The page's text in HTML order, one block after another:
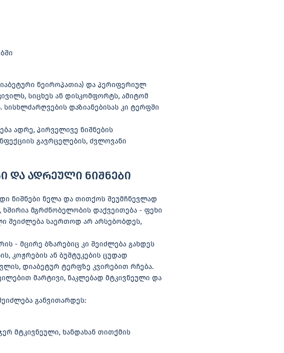
ნეიროპათია) და პერიფერიულ
სიცხეს ან დისკომფორტს, ამიტომ
დაზიანებისას კი ტერფში
ადრე, პირველივე ნიშნების
გავრცელების, ძვლოვანი
და ადრეული ნიშნები
ნიშნები ნელა და თითქოს შეუმჩნევლად
ხშირია მგრძნობელობის დაქვეითება - ფეხი
შეიძლება საერთოდ არ არსებობდეს,
- მცირე ბზარებიც კი შეიძლება გახდეს
კოჟრების ან ბუშტუკების ცუდად
დიაბეტურ ტერფზე კვირებით რჩება.
მარტივი, ნაკლებად მტკივნეული და
განვითარდეს:
მტკივნეული, ხანდახან თითქმის